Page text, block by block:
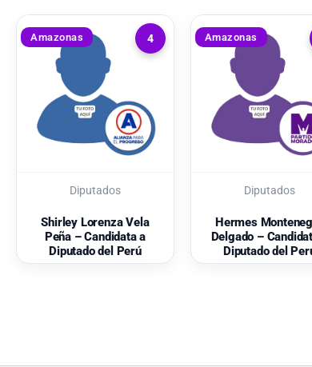
4
Amazonas
Diputados
Shirley Lorenza Vela
Peña – Candidata a
Diputado del Perú
Amazonas
Diputados
Hermes
Delgado –
Diputado del